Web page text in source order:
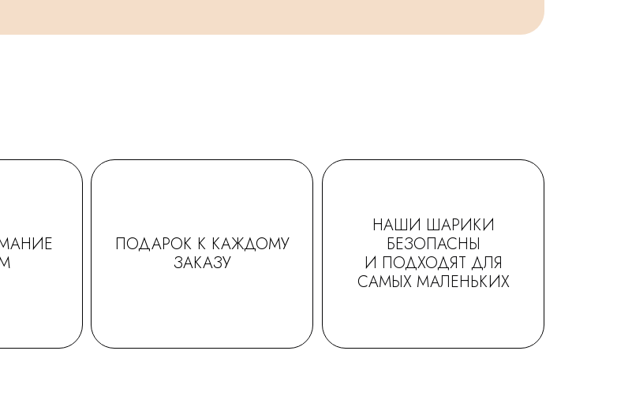
ПОДАРОК К КАЖДОМУ
ЗАКАЗУ
НАШИ ШАРИКИ
БЕЗОПАСНЫ
И ПОДХОДЯТ ДЛЯ
САМЫХ МАЛЕНЬКИХ